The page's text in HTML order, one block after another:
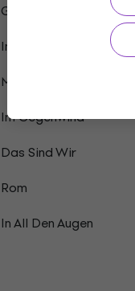
Glück Auf
In Zeitlupe
Magneten
Im Gegenwind
Das Sind Wir
Rom
In All Den Augen